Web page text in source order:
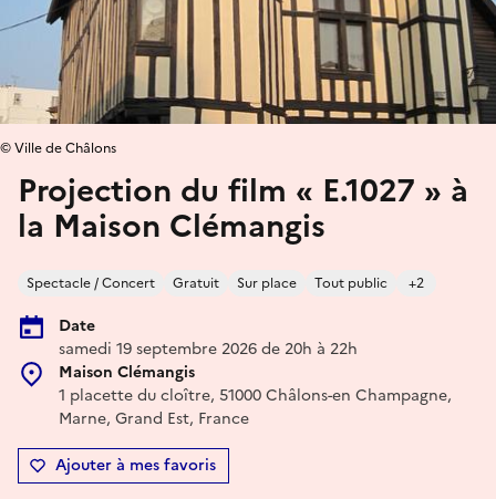
Projection du film « E.1027 » à
la Maison Clémangis
Spectacle / Concert Gratuit Sur place Tout public +2
Date
samedi 19 septembre 2026 de 20h à 22h
Maison Clémangis
1 placette du cloître, 51000 Châlons-en Champagne,
Marne, Grand Est, France
Ajouter à mes favoris
© Ville de Châlons